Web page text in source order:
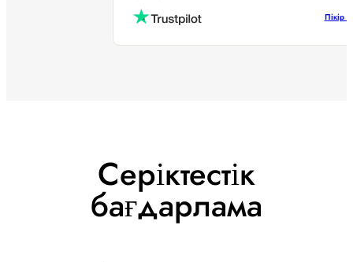
Серіктестік
бағдарлама